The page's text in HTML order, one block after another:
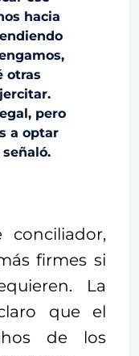
hacia
otras
pero
a optar
conciliador,
firmes si
La
que el
de los